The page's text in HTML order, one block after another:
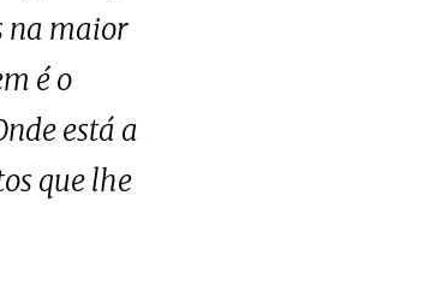
na maior
é o
está a
que lhe